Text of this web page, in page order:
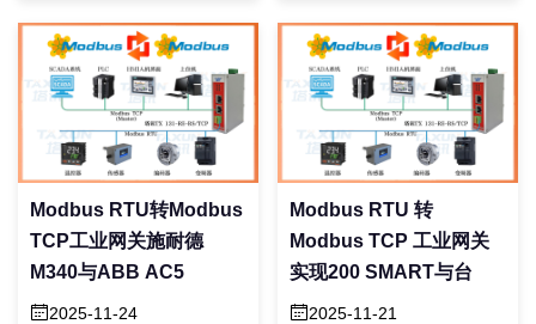
Modbus RTU转Modbus
TCP工业网关施耐德
M340与ABB AC5
2025-11-24
Modbus RTU 转
Modbus TCP 工业网关
实现200 SMART与台
2025-11-21